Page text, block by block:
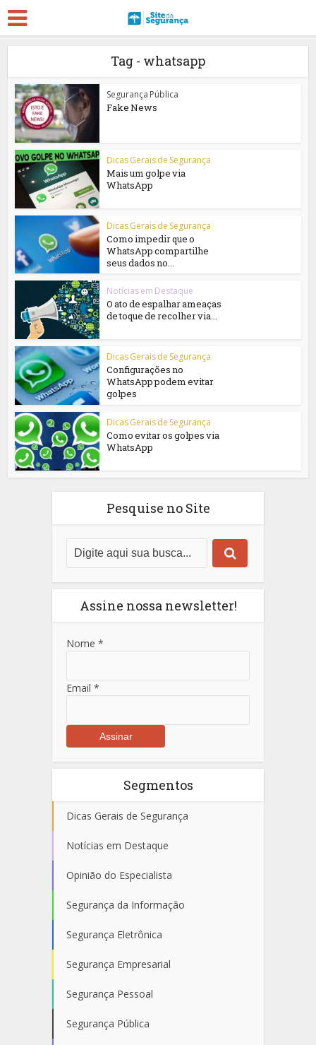
Tag - whatsapp
Segurança Pública
Fake News
Dicas Gerais de Segurança
Mais um golpe via
WhatsApp
Dicas Gerais de Segurança
Como impedir que o
WhatsApp compartilhe
seus dados no...
Notícias em Destaque
O ato de espalhar ameaças
de toque de recolher via...
Dicas Gerais de Segurança
Configurações no
WhatsApp podem evitar
golpes
Dicas Gerais de Segurança
Como evitar os golpes via
WhatsApp
Pesquise no Site
Assine nossa newsletter!
Nome *
Email *
Segmentos
Dicas Gerais de Segurança
Notícias em Destaque
Opinião do Especialista
Segurança da Informação
Segurança Eletrônica
Segurança Empresarial
Segurança Pessoal
Segurança Pública